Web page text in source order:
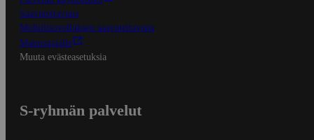
Saavutettavuus
Mobiilisovelluksen saavutettavuus
Mainostajalle
Muuta evästeasetuksia
S-ryhmän palvelut